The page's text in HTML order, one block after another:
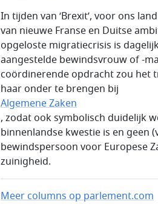
In tijden van ‘Brexit’, voor ons
van nieuwe Franse en Duitse
opgeloste migratiecrisis is
aangestelde bewindsvrouw of -
coördinerende opdracht zou het
haar onder te brengen bij
Algemene Zaken
, zodat ook symbolisch duidelijk
binnenlandse kwestie is en geen
bewindspersoon voor Europese
zuinigheid.
Meer columns op parlement.com